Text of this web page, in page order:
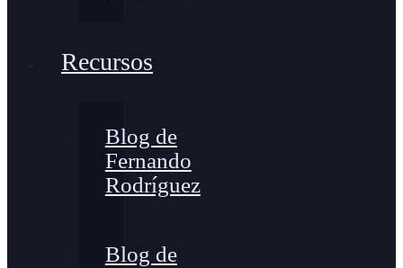
Recursos
Blog de
Fernando
Rodríguez
Blog de